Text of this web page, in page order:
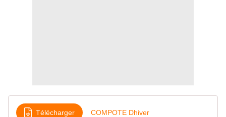
Télécharger COMPOTE Dhiver